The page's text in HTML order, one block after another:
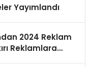
Yayımlandı
2024 Reklam
Reklamlara